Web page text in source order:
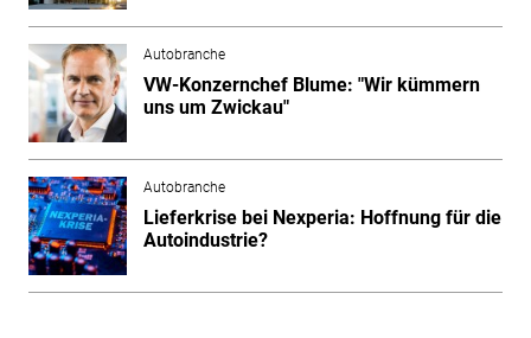
Autobranche
VW-Konzernchef Blume: "Wir kümmern
uns um Zwickau"
Autobranche
Lieferkrise bei Nexperia: Hoffnung für die
Autoindustrie?